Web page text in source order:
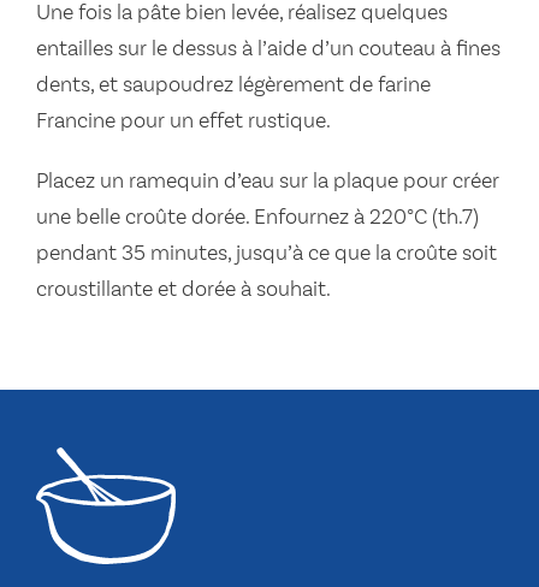
Une fois la pâte bien levée, réalisez quelques
entailles sur le dessus à l’aide d’un couteau à fines
dents, et saupoudrez légèrement de farine
Francine pour un effet rustique.
Placez un ramequin d’eau sur la plaque pour créer
une belle croûte dorée. Enfournez à 220°C (th.7)
pendant 35 minutes, jusqu’à ce que la croûte soit
croustillante et dorée à souhait.